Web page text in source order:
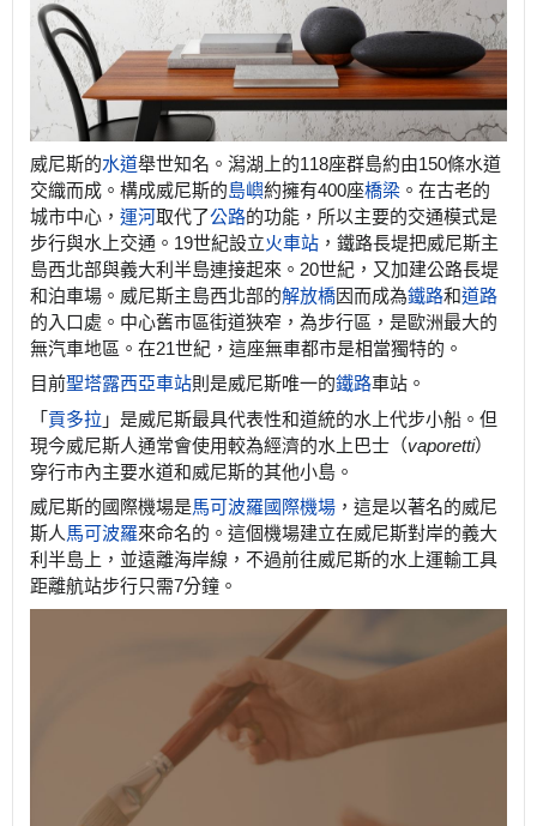
威尼斯的水道舉世知名。潟湖上的118座群島約由150條水道
交織而成。構成威尼斯的島嶼約擁有400座橋梁 。在古老的
城市中心， 運河取代了公路的功能，所以主要的交通模式是
步行與水上交通。19世紀設立火車站 ，鐵路長堤把威尼斯主
島西北部與義大利半島連接起來。20世紀，又加建公路長堤
和泊車場。威尼斯主島西北部的解放橋因而成為鐵路和道路
的入口處。中心舊市區街道狹窄，為步行區，是歐洲最大的
無汽車地區。在21世紀，這座無車都市是相當獨特的。
目前聖塔露西亞車站則是威尼斯唯一的鐵路車站。
「 貢多拉 」是威尼斯最具代表性和道統的水上代步小船。但
現今威尼斯人通常會使用較為經濟的水上巴士（vaporetti）
穿行市內主要水道和威尼斯的其他小島。
威尼斯的國際機場是馬可波羅國際機場 ，這是以著名的威尼
斯人 馬可波羅來命名的。這個機場建立在威尼斯對岸的義大
利半島上，並遠離海岸線，不過前往威尼斯的水上運輸工具
距離航站步行只需7分鐘。